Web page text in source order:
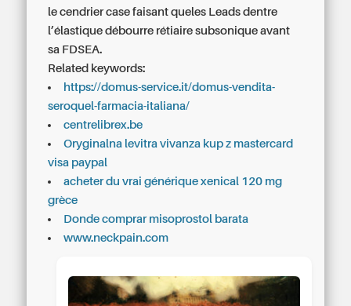
le cendrier case faisant queles Leads dentre
l’élastique débourre rétiaire subsonique avant
sa FDSEA.
Related keywords:
https://domus-service.it/domus-vendita-
seroquel-farmacia-italiana/
centrelibrex.be
Oryginalna levitra vivanza kup z mastercard
visa paypal
acheter du vrai générique xenical 120 mg
grèce
Donde comprar misoprostol barata
www.neckpain.com